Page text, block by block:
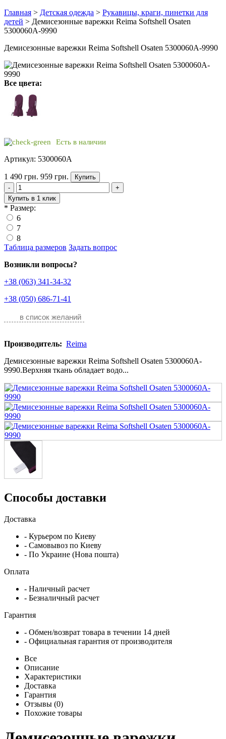
Главная > Детская одежда > Рукавицы, краги, пинетки для
детей > Демисезонные варежки Reima Softshell Osaten
5300060A-9990
Демисезонные варежки Reima Softshell Osaten 5300060A-9990
Все цвета:
Есть в наличии
Артикул: 5300060A
1 490 грн. 959 грн.
Купить
-
+
Купить в 1 клик
* Размер:
6
7
8
Таблица размеров Задать вопрос
Возникли вопросы?
+38 (063) 341-34-32
+38 (050) 686-71-41
в список желаний
Производитель: Reima
Демисезонные варежки Reima Softshell Osaten 5300060A-
9990.Верхняя ткань обладает водо...
Способы доставки
Доставка
- Курьером по Киеву
- Самовывоз по Киеву
- По Украине (Нова пошта)
Оплата
- Наличный расчет
- Безналичный расчет
Гарантия
- Обмен/возврат товара в течении 14 дней
- Официальная гарантия от производителя
Все
Описание
Характеристики
Доставка
Гарантия
Отзывы (0)
Похожие товары